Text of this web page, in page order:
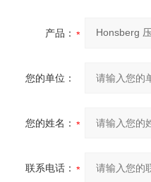
产品：
您的单位：
您的姓名：
联系电话：